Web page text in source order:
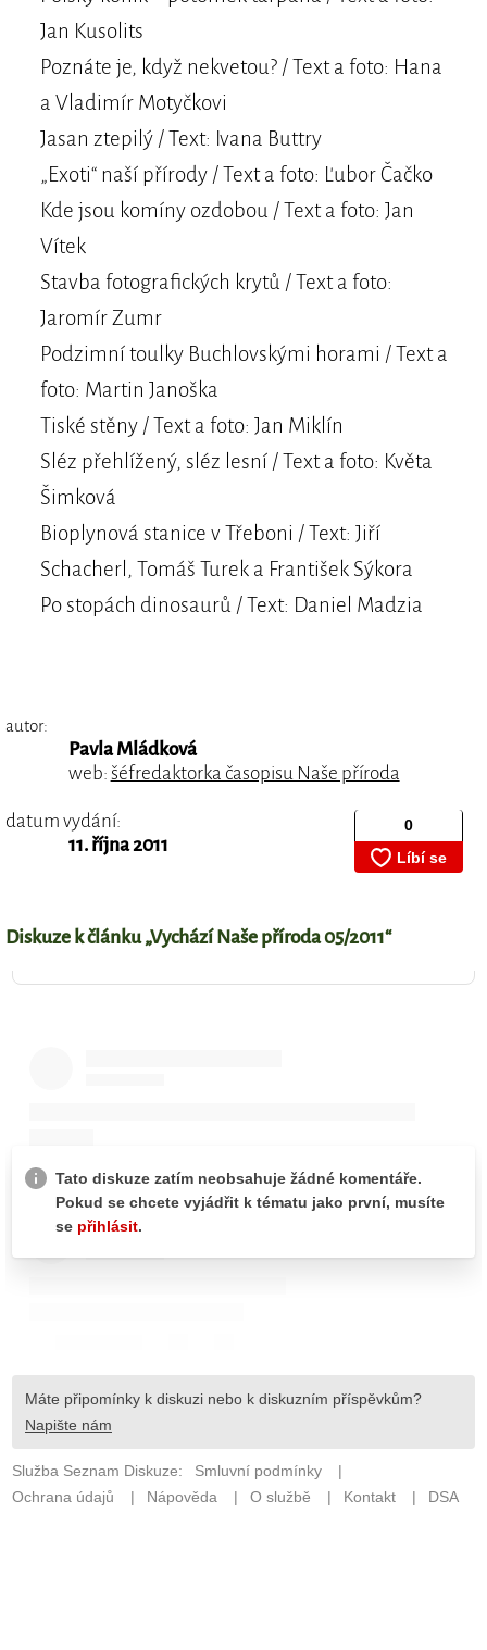
Jan Kusolits
Poznáte je, když nekvetou? / Text a foto: Hana
a Vladimír Motyčkovi
Jasan ztepilý / Text: Ivana Buttry
„Exoti“ naší přírody / Text a foto: Ľubor Čačko
Kde jsou komíny ozdobou / Text a foto: Jan
Vítek
Stavba fotografických krytů / Text a foto:
Jaromír Zumr
Podzimní toulky Buchlovskými horami / Text a
foto: Martin Janoška
Tiské stěny / Text a foto: Jan Miklín
Sléz přehlížený, sléz lesní / Text a foto: Květa
Šimková
Bioplynová stanice v Třeboni / Text: Jiří
Schacherl, Tomáš Turek a František Sýkora
Po stopách dinosaurů / Text: Daniel Madzia
autor:
Pavla Mládková
web: šéfredaktorka časopisu Naše příroda
datum vydání:
11. října 2011
Diskuze k článku „Vychází Naše příroda 05/2011“